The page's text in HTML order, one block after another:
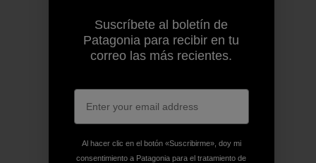
Suscríbete al boletín de
Patagonia para recibir en tu
correo las más recientes.
Al hacer clic en el botón «Suscribirme», doy mi
consentimiento a Patagonia para el tratamiento de